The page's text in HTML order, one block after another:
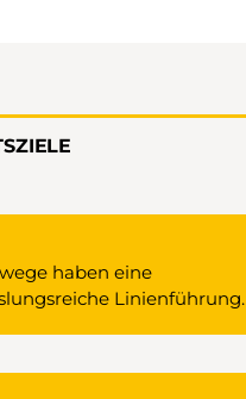
haben eine
Linienführung.